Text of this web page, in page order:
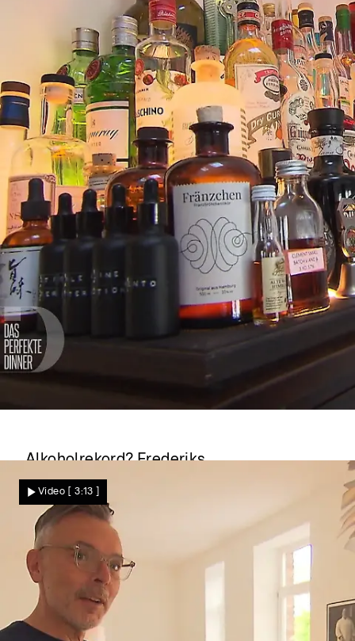
Alkoholrekord? Frederiks
Flaschensammlung stiehlt dem Menü die
Show
Video [ 3:13 ]